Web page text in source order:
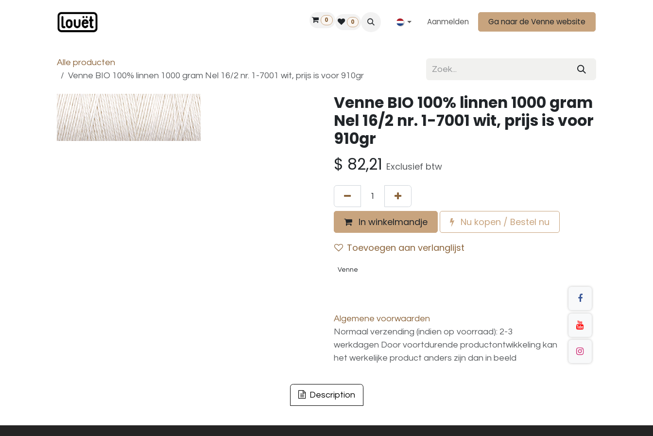
Vind een dealer
0 0 Aanmelden Ga naar de Venne website
Alle producten
Venne BIO 100% linnen 1000 gram Nel 16/2 nr. 1-7001 wit, prijs is voor 910gr
Venne BIO 100% linnen 1000 gram
Nel 16/2 nr. 1-7001 wit, prijs is voor
910gr
$ 82,21 Exclusief btw
In winkelmandje Nu kopen / Bestel nu
Toevoegen aan verlanglijst
Venne
Algemene voorwaarden
Normaal verzending (indien op voorraad): 2-3
werkdagen Door voortdurende productontwikkeling kan
het werkelijke product anders zijn dan in beeld
Description